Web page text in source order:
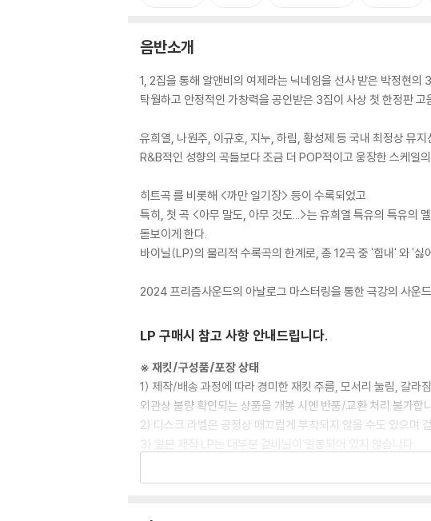
음반소개
1, 2집을 통해 알앤비의 여제라는 닉네임을 선사 받은 박정현의
탁월하고 안정적인 가창력을 공인받은 3집이 사상 첫 한정판 고
유희열, 나원주, 이규호, 지누, 하림, 황성제 등 국내 최정상 뮤
R&B적인 성향의 곡들보다 조금 더 POP적이고 웅장한 스케일
히트곡 를 비롯해 <까만 일기장> 등이 수록되었고
특히, 첫 곡 <아무 말도, 아무 것도...>는 유희열 특유의 특유의
돋보이게 한다.
바이닐(LP)의 물리적 수록곡의 한계로, 총 12곡 중 '힘내' 와 '싫
2024 프리즘사운드의 아날로그 마스터링을 통한 극강의 사운
LP 구매시 참고 사항 안내드립니다.
※ 재킷/구성품/포장 상태
1) 제작/배송 과정에 따라 경미한 재킷 주름, 모서리 눌림, 갈라
외관상 불량 확인되는 상품을 개봉 시엔 반품/교환 처리 불가합
2) 디스크 라벨은 공정상 매끄럽게 부착되지 않을 수도 있으며
3) 일본 제작 LP는 대부분 겉비닐이 밀봉되어 있지 않습니다.